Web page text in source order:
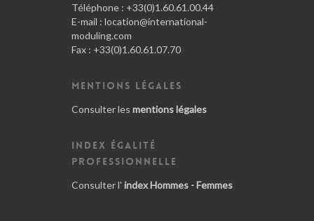
Téléphone : +33(0)1.60.61.00.44
E-mail : location@international-
moduling.com
Fax : +33(0)1.60.61.07.70
MENTIONS LÉGALES
Consulter les mentions légales
INDEX ÉGALITÉ
PROFESSIONNELLE
Consulter l' index Hommes - Femmes